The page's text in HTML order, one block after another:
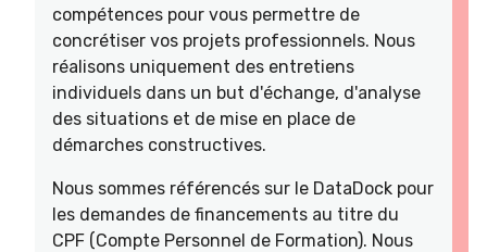
compétences pour vous permettre de
concrétiser vos projets professionnels. Nous
réalisons uniquement des entretiens
individuels dans un but d'échange, d'analyse
des situations et de mise en place de
démarches constructives.
Nous sommes référencés sur le DataDock pour
les demandes de financements au titre du
CPF (Compte Personnel de Formation). Nous